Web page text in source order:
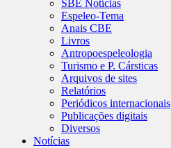
SBE Notícias
Espeleo-Tema
Anais CBE
Livros
Antropoespeleologia
Turismo e P. Cársticas
Arquivos de sites
Relatórios
Periódicos internacionais
Publicações digitais
Diversos
Notícias